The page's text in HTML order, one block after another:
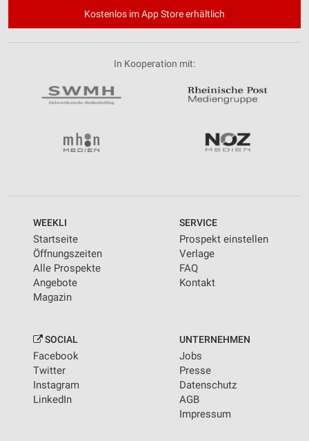
Kostenlos im App Store erhältlich
In Kooperation mit:
WEEKLI
Startseite
Öffnungszeiten
Alle Prospekte
Angebote
Magazin
SERVICE
Prospekt einstellen
Verlage
FAQ
Kontakt
SOCIAL
Facebook
Twitter
Instagram
LinkedIn
UNTERNEHMEN
Jobs
Presse
Datenschutz
AGB
Impressum